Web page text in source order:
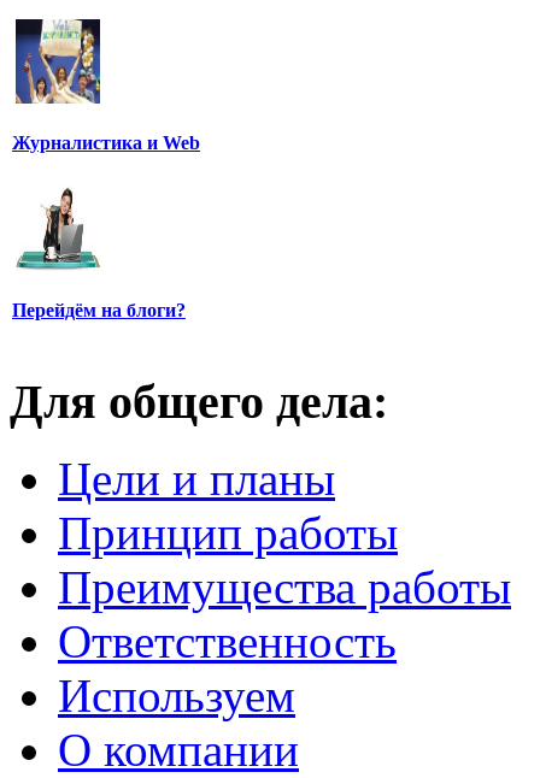
Журналистика и Web
Перейдём на блоги?
Для общего дела:
Цели и планы
Принцип работы
Преимущества работы
Ответственность
Используем
О компании